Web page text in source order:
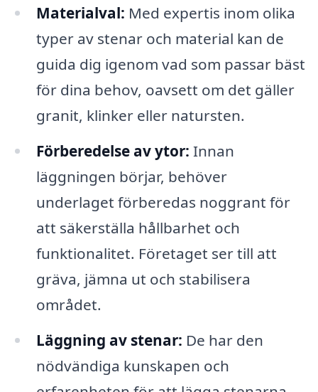
Materialval: Med expertis inom olika
typer av stenar och material kan de
guida dig igenom vad som passar bäst
för dina behov, oavsett om det gäller
granit, klinker eller natursten.
Förberedelse av ytor: Innan
läggningen börjar, behöver
underlaget förberedas noggrant för
att säkerställa hållbarhet och
funktionalitet. Företaget ser till att
gräva, jämna ut och stabilisera
området.
Läggning av stenar: De har den
nödvändiga kunskapen och